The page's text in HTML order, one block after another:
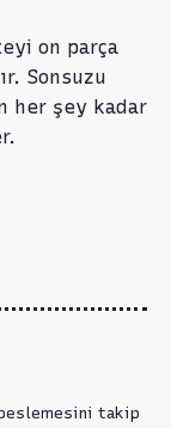
on parça
Sonsuzu
her şey kadar
takip